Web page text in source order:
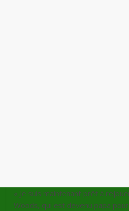
« Je suis maintenant prêt à
Woods, qui est devenu papa